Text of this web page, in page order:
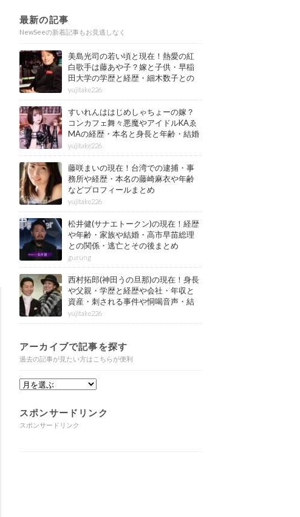
最新の記事
NewSeeの新着記事もお見逃しなく
美島光司の若い頃と現在！熱愛の紅
白歌手は藤あや子？嫁と子供・早稲
田大学の学歴と経歴・細木数子との
確執もまとめ
yujitake226
すいれんははじめしゃちょーの嫁？
コンカフェ舞々悪魔やアイドルKAゑ
MAの経歴・本名と身長と年齢・結婚
情報もまとめ
yujitake226
藤咲まいの現在！台湾での逮捕・事
務所や経歴・本名の藤崎麻衣や年齢
などプロフィールまとめ
yujitake226
松井健(サナエトークン)の現在！経歴
や年齢・家族や結婚・高市早苗総理
との関係・逃亡とその後まとめ
gurung
西村拓郎(神田うの旦那)の現在！身長
や父親・学歴と経歴や会社・年収と
資産・刺される事件や恫喝音声・結
婚と子供や自宅・脳梗塞の病気もま
とめ
yujitake226
アーカイブで記事を探す
過去の記事が見たい方はこちらが便利
スポンサードリンク
スポンサードリンク